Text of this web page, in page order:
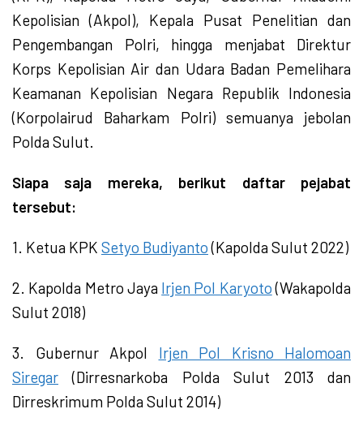
Kepolisian (Akpol), Kepala Pusat Penelitian dan
Pengembangan Polri, hingga menjabat Direktur
Korps Kepolisian Air dan Udara Badan Pemelihara
Keamanan Kepolisian Negara Republik Indonesia
(Korpolairud Baharkam Polri) semuanya jebolan
Polda Sulut.
Siapa saja mereka, berikut daftar pejabat
tersebut:
1. Ketua KPK Setyo Budiyanto(Kapolda Sulut 2022)
2. Kapolda Metro Jaya Irjen Pol Karyoto(Wakapolda
Sulut 2018)
3. Gubernur Akpol Irjen Pol Krisno Halomoan
Siregar (Dirresnarkoba Polda Sulut 2013 dan
Dirreskrimum Polda Sulut 2014)